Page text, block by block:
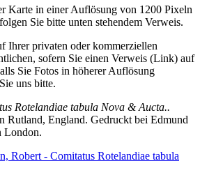
Karte in einer Auflösung von 1200 Pixeln
Sie bitte unten stehendem Verweis.
Ihrer privaten oder kommerziellen
sofern Sie einen Verweis (Link) auf
Sie Fotos in höherer Auflösung
uns bitte.
Rotelandiae tabula Nova & Aucta..
Rutland, England. Gedruckt bei Edmund
London.
Robert - Comitatus Rotelandiae tabula